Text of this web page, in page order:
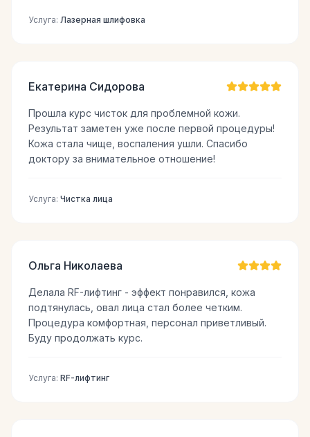
Услуга: Лазерная шлифовка
Екатерина Сидорова
Прошла курс чисток для проблемной кожи.
Результат заметен уже после первой процедуры!
Кожа стала чище, воспаления ушли. Спасибо
доктору за внимательное отношение!
Услуга: Чистка лица
Ольга Николаева
Делала RF-лифтинг - эффект понравился, кожа
подтянулась, овал лица стал более четким.
Процедура комфортная, персонал приветливый.
Буду продолжать курс.
Услуга: RF-лифтинг